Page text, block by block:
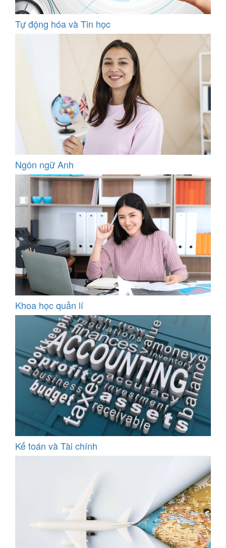
Tự động hóa và Tin học
Ngôn ngữ Anh
Khoa học quản lí
Kế toán và Tài chính